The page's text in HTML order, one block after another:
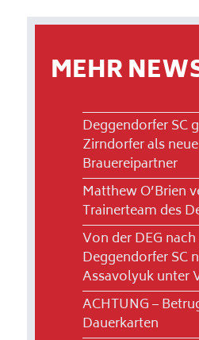
MEHR
Deggendorfer SC
Zirndorfer als
Brauereipartner
Matthew O’Brien
Trainerteam des
Von der DEG nach
Deggendorfer SC
Assavolyuk unter
ACHTUNG –
Dauerkarten